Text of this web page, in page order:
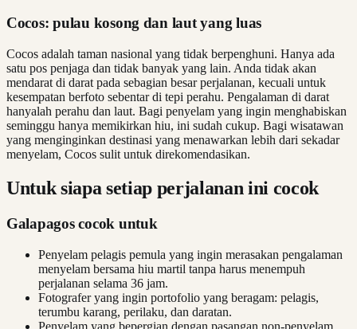
Cocos: pulau kosong dan laut yang luas
Cocos adalah taman nasional yang tidak berpenghuni. Hanya ada
satu pos penjaga dan tidak banyak yang lain. Anda tidak akan
mendarat di darat pada sebagian besar perjalanan, kecuali untuk
kesempatan berfoto sebentar di tepi perahu. Pengalaman di darat
hanyalah perahu dan laut. Bagi penyelam yang ingin menghabiskan
seminggu hanya memikirkan hiu, ini sudah cukup. Bagi wisatawan
yang menginginkan destinasi yang menawarkan lebih dari sekadar
menyelam, Cocos sulit untuk direkomendasikan.
Untuk siapa setiap perjalanan ini cocok
Galapagos cocok untuk
Penyelam pelagis pemula yang ingin merasakan pengalaman
menyelam bersama hiu martil tanpa harus menempuh
perjalanan selama 36 jam.
Fotografer yang ingin portofolio yang beragam: pelagis,
terumbu karang, perilaku, dan daratan.
Penyelam yang bepergian dengan pasangan non-penyelam